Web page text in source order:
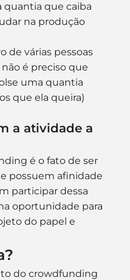
quantia que caiba
na produção
de várias pessoas
é preciso que
uma quantia
que ela queira)
a atividade a
é o fato de ser
possuem afinidade
participar dessa
oportunidade para
do papel e
do crowdfunding